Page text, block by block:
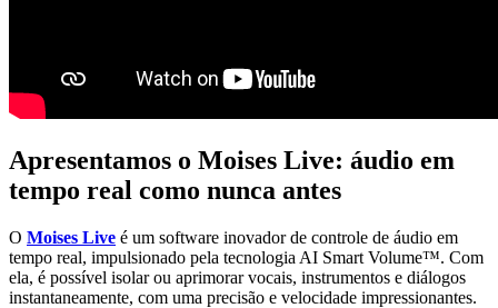
Apresentamos o Moises Live: áudio em
tempo real como nunca antes
O Moises Live é um software inovador de controle de áudio em
tempo real, impulsionado pela tecnologia AI Smart Volume™. Com
ela, é possível isolar ou aprimorar vocais, instrumentos e diálogos
instantaneamente, com uma precisão e velocidade impressionantes.